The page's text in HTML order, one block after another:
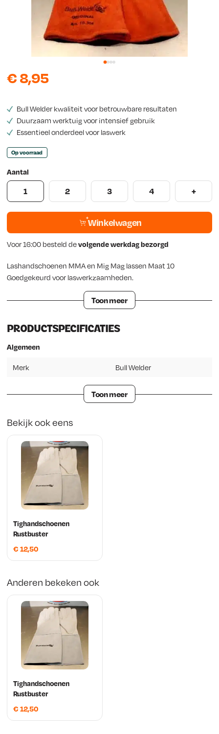
w
s
€8,95
Bull Welder kwaliteit voor betrouwbare resultaten
Duurzaam werktuig voor intensief gebruik
Essentieel onderdeel voor laswerk
Op voorraad
Aantal
1 2 3 4 +
Winkelwagen
Voor 16:00 besteld devolgende werkdag bezorgd
Lashandschoenen MMA en Mig Mag lassen Maat 10
Goedgekeurd voor laswerkzaamheden.
Toon meer
PRODUCTSPECIFICATIES
Algemeen
Merk Bull Welder
Toon meer
Bekijk ook eens
Tighandschoenen
Rustbuster
€ 12,50
Anderen bekeken ook
Tighandschoenen
Rustbuster
€ 12,50